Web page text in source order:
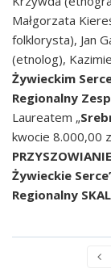
Małgorzata
folklorysta), Jan
(etnolog),
Żywieckim
Regionalny
Laureatem „
kwocie 8.000,00
Żywieckie
Regionalny